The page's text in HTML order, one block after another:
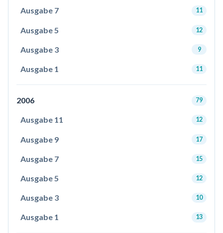
Ausgabe 7 11
Ausgabe 5 12
Ausgabe 3 9
Ausgabe 1 11
2006 79
Ausgabe 11 12
Ausgabe 9 17
Ausgabe 7 15
Ausgabe 5 12
Ausgabe 3 10
Ausgabe 1 13